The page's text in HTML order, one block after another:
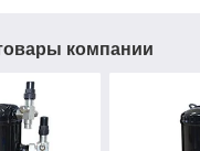
компании